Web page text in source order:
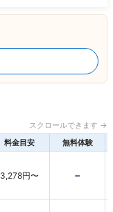
スクロールできます →
料金目安 無料体験
3,278円〜 -